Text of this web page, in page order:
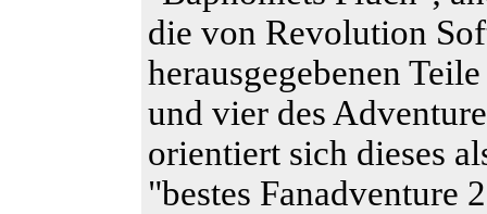
die von Revolution
herausgegebenen
und vier des
orientiert sich dieses
"bestes Fanadventure